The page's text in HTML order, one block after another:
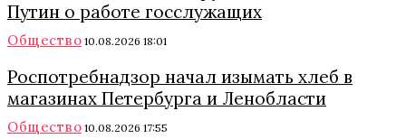
Путин о работе госслужащих
Общество 10.08.2026 18:01
Роспотребнадзор начал изымать хлеб в
магазинах Петербурга и Ленобласти
Общество 10.08.2026 17:55